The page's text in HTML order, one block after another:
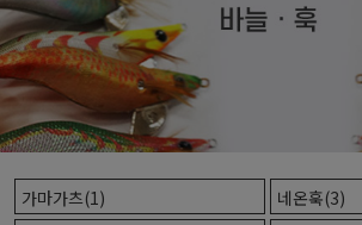
가마가츠(1)
네온훅(3)